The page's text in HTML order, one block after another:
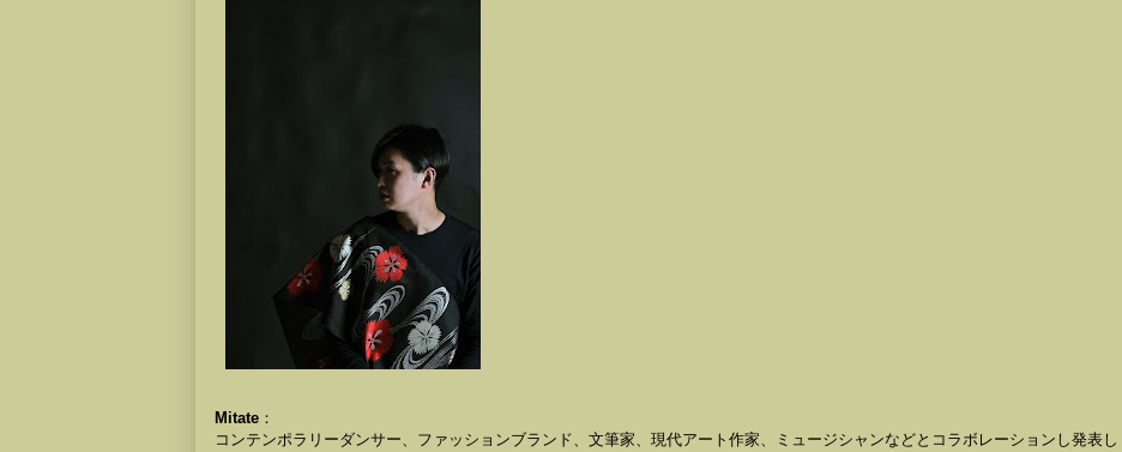
Mitate ：
コンテンポラリーダンサー、ファッションブランド、文筆家、現代アート作家、ミュージシャンなどとコラボレーションし発表し